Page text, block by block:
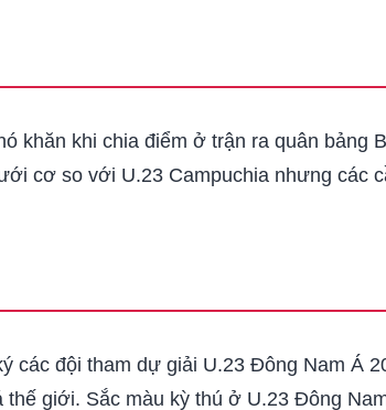
khăn khi chia điểm ở trận ra quân bảng
cơ so với U.23 Campuchia nhưng các
các đội tham dự giải U.23 Đông Nam Á
thế giới. Sắc màu kỳ thú ở U.23 Đông